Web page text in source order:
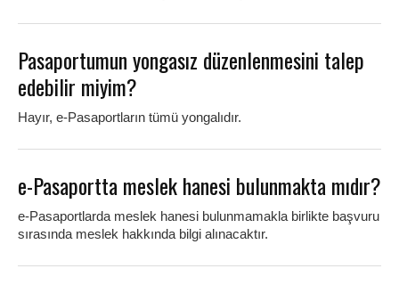
Pasaportumun yongasız düzenlenmesini talep
edebilir miyim?
Hayır, e-Pasaportların tümü yongalıdır.
e-Pasaportta meslek hanesi bulunmakta mıdır?
e-Pasaportlarda meslek hanesi bulunmamakla birlikte başvuru
sırasında meslek hakkında bilgi alınacaktır.